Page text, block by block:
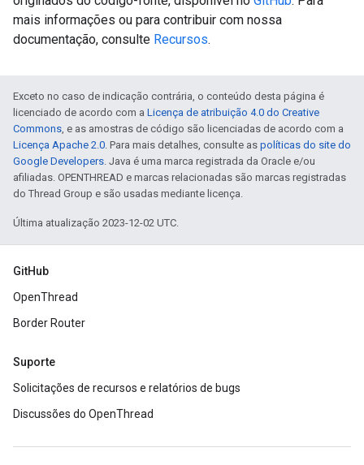
mais informações ou para contribuir com nossa
documentação, consulte Recursos.
Exceto no caso de indicação contrária, o conteúdo desta página é
licenciado de acordo com a Licença de atribuição 4.0 do Creative
Commons, e as amostras de código são licenciadas de acordo com a
Licença Apache 2.0. Para mais detalhes, consulte as políticas do site do
Google Developers. Java é uma marca registrada da Oracle e/ou
afiliadas. OPENTHREAD e marcas relacionadas são marcas registradas
do Thread Group e são usadas mediante licença.
Última atualização 2023-12-02 UTC.
GitHub
OpenThread
Border Router
Suporte
Solicitações de recursos e relatórios de bugs
Discussões do OpenThread